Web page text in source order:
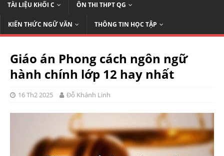
TÀI LIỆU KHỐI C ÔN THI THPT QG
KIẾN THỨC NGỮ VĂN THÔNG TIN HỌC TẬP
Giáo án Phong cách ngôn ngữ
hành chính lớp 12 hay nhất
16 Th2 2025 Đỗ Khánh Linh